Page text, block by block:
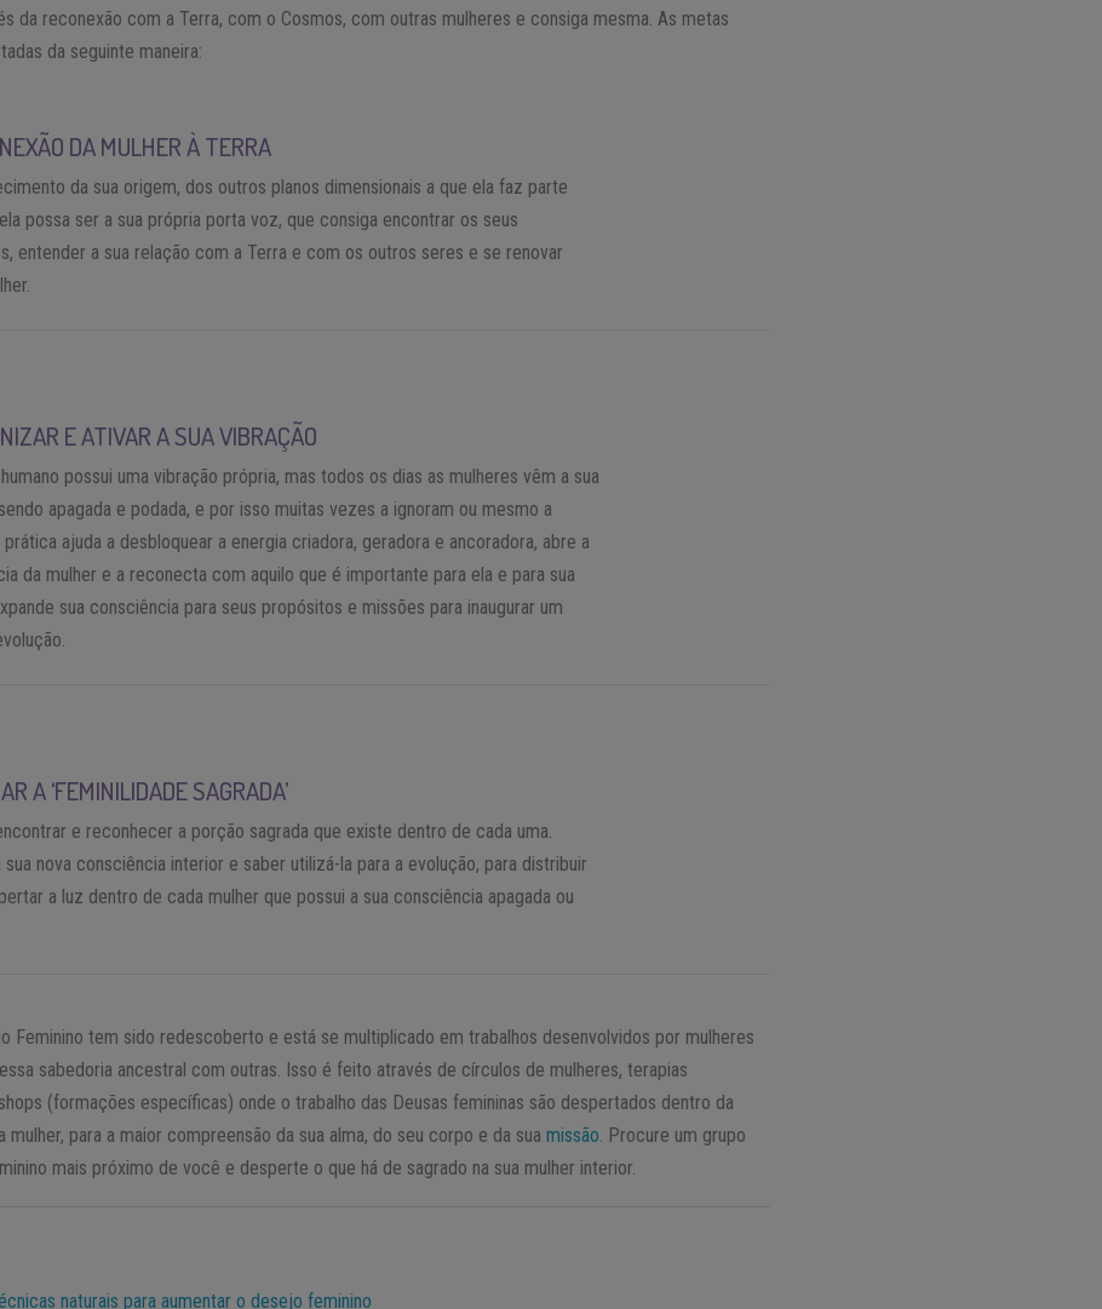
da reconexão com a Terra, com o Cosmos, com outras mulheres e consiga mesma. As metas
da seguinte maneira:
DA MULHER À TERRA
da sua origem, dos outros planos dimensionais a que ela faz parte
possa ser a sua própria porta voz, que consiga encontrar os seus
entender a sua relação com a Terra e com os outros seres e se renovar
E ATIVAR A SUA VIBRAÇÃO
possui uma vibração própria, mas todos os dias as mulheres vêm a sua
apagada e podada, e por isso muitas vezes a ignoram ou mesmo a
prática ajuda a desbloquear a energia criadora, geradora e ancoradora, abre a
da mulher e a reconecta com aquilo que é importante para ela e para sua
sua consciência para seus propósitos e missões para inaugurar um
A ‘FEMINILIDADE SAGRADA’
e reconhecer a porção sagrada que existe dentro de cada uma.
sua nova consciência interior e saber utilizá-la para a evolução, para distribuir
a luz dentro de cada mulher que possui a sua consciência apagada ou
Feminino tem sido redescoberto e está se multiplicado em trabalhos desenvolvidos por mulheres
sabedoria ancestral com outras. Isso é feito através de círculos de mulheres, terapias
(formações específicas) onde o trabalho das Deusas femininas são despertados dentro da
mulher, para a maior compreensão da sua alma, do seu corpo e da suamissão. Procure um grupo
mais próximo de você e desperte o que há de sagrado na sua mulher interior.
naturais para aumentar o desejo feminino